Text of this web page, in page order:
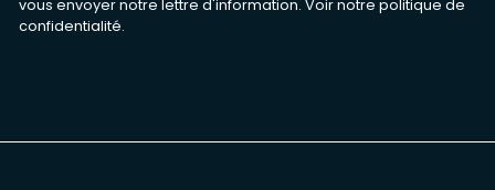
vous envoyer notre lettre d'information. Voir notre politique de
confidentialité.